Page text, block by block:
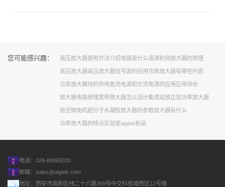
您可能感兴趣： 高压放大器使用方法介绍电路是什么液滴射频放大器的原理
高压放大器高压放大器信号源的应用功率放大器有哪些内容
功率放大模块的作用 直流电源和交流电源的应用 应用场合
放大器电路原理宽带放大器怎么设计集成运放正弦功率放大器
航空微电机超分子水凝胶放大器的参数放大器有什么
功率放大器的特点实验室aigtek新品
电话：029-88865020
邮箱： sales@aigtek.com
地址：西安市高新区纬二十六路369号中交科技城西区12号楼